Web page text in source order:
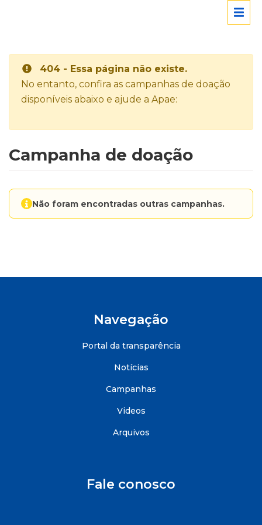
404 - Essa página não existe.
No entanto, confira as campanhas de doação
disponíveis abaixo e ajude a Apae:
Campanha de doação
Não foram encontradas outras campanhas.
Navegação
Portal da transparência
Notícias
Campanhas
Videos
Arquivos
Fale conosco